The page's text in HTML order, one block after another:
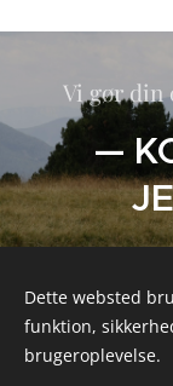
Vi gør din
—
Dette websted
funktion,
brugeroplevelse.